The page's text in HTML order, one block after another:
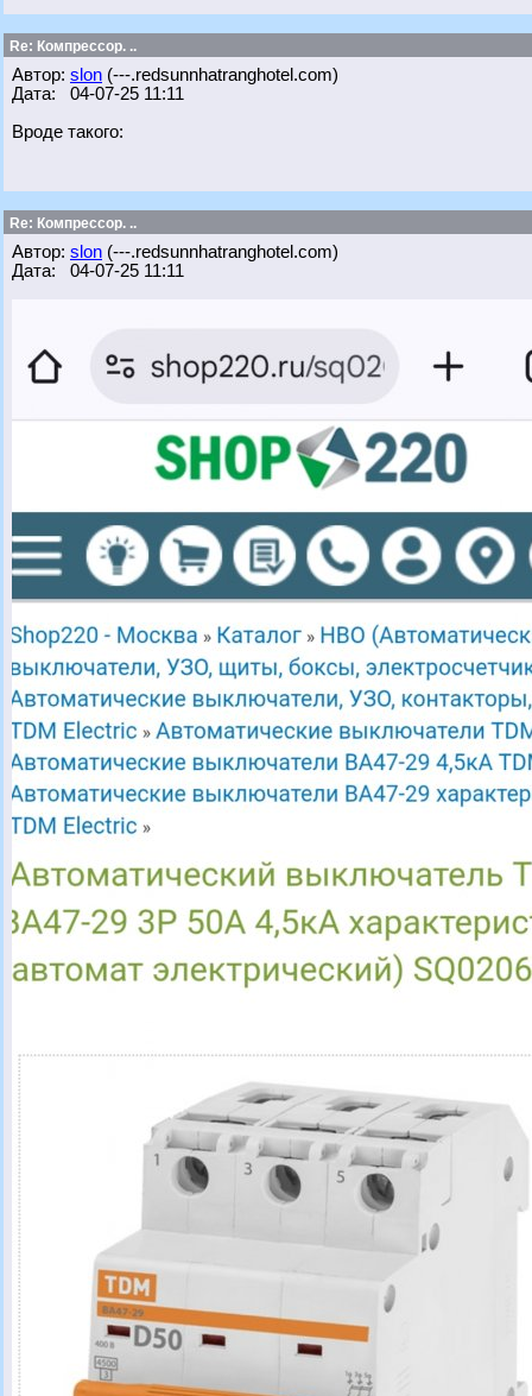
Re: Компрессор. ..
Автор: slon (---.redsunnhatranghotel.com)
Дата: 04-07-25 11:11
Вроде такого:
Re: Компрессор. ..
Автор: slon (---.redsunnhatranghotel.com)
Дата: 04-07-25 11:11